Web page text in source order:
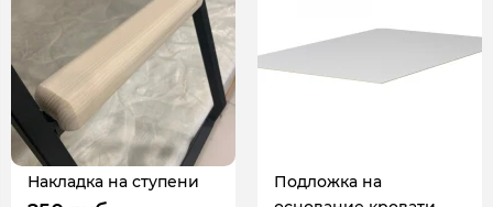
Накладка на ступени
Подложка на